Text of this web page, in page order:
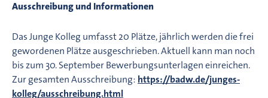
Ausschreibung und Informationen
Das Junge Kolleg umfasst 20 Plätze, jährlich werden die frei
gewordenen Plätze ausgeschrieben. Aktuell kann man noch
bis zum 30. September Bewerbungsunterlagen einreichen.
Zur gesamten Ausschreibung: https://badw.de/junges-
kolleg/ausschreibung.html